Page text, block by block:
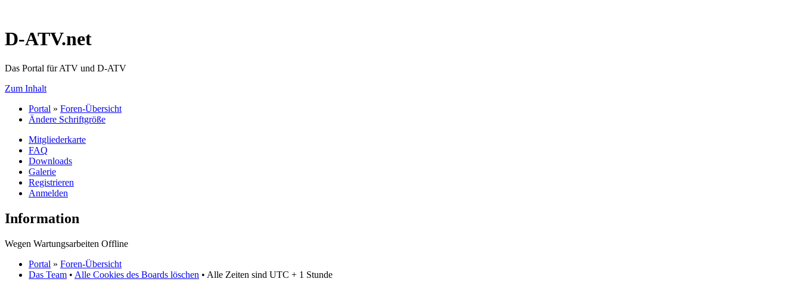
D-ATV.net
Das Portal für ATV und D-ATV
Zum Inhalt
Portal » Foren-Übersicht
Ändere Schriftgröße
Mitgliederkarte
FAQ
Downloads
Galerie
Registrieren
Anmelden
Information
Wegen Wartungsarbeiten Offline
Portal » Foren-Übersicht
Das Team • Alle Cookies des Boards löschen • Alle Zeiten sind UTC + 1 Stunde